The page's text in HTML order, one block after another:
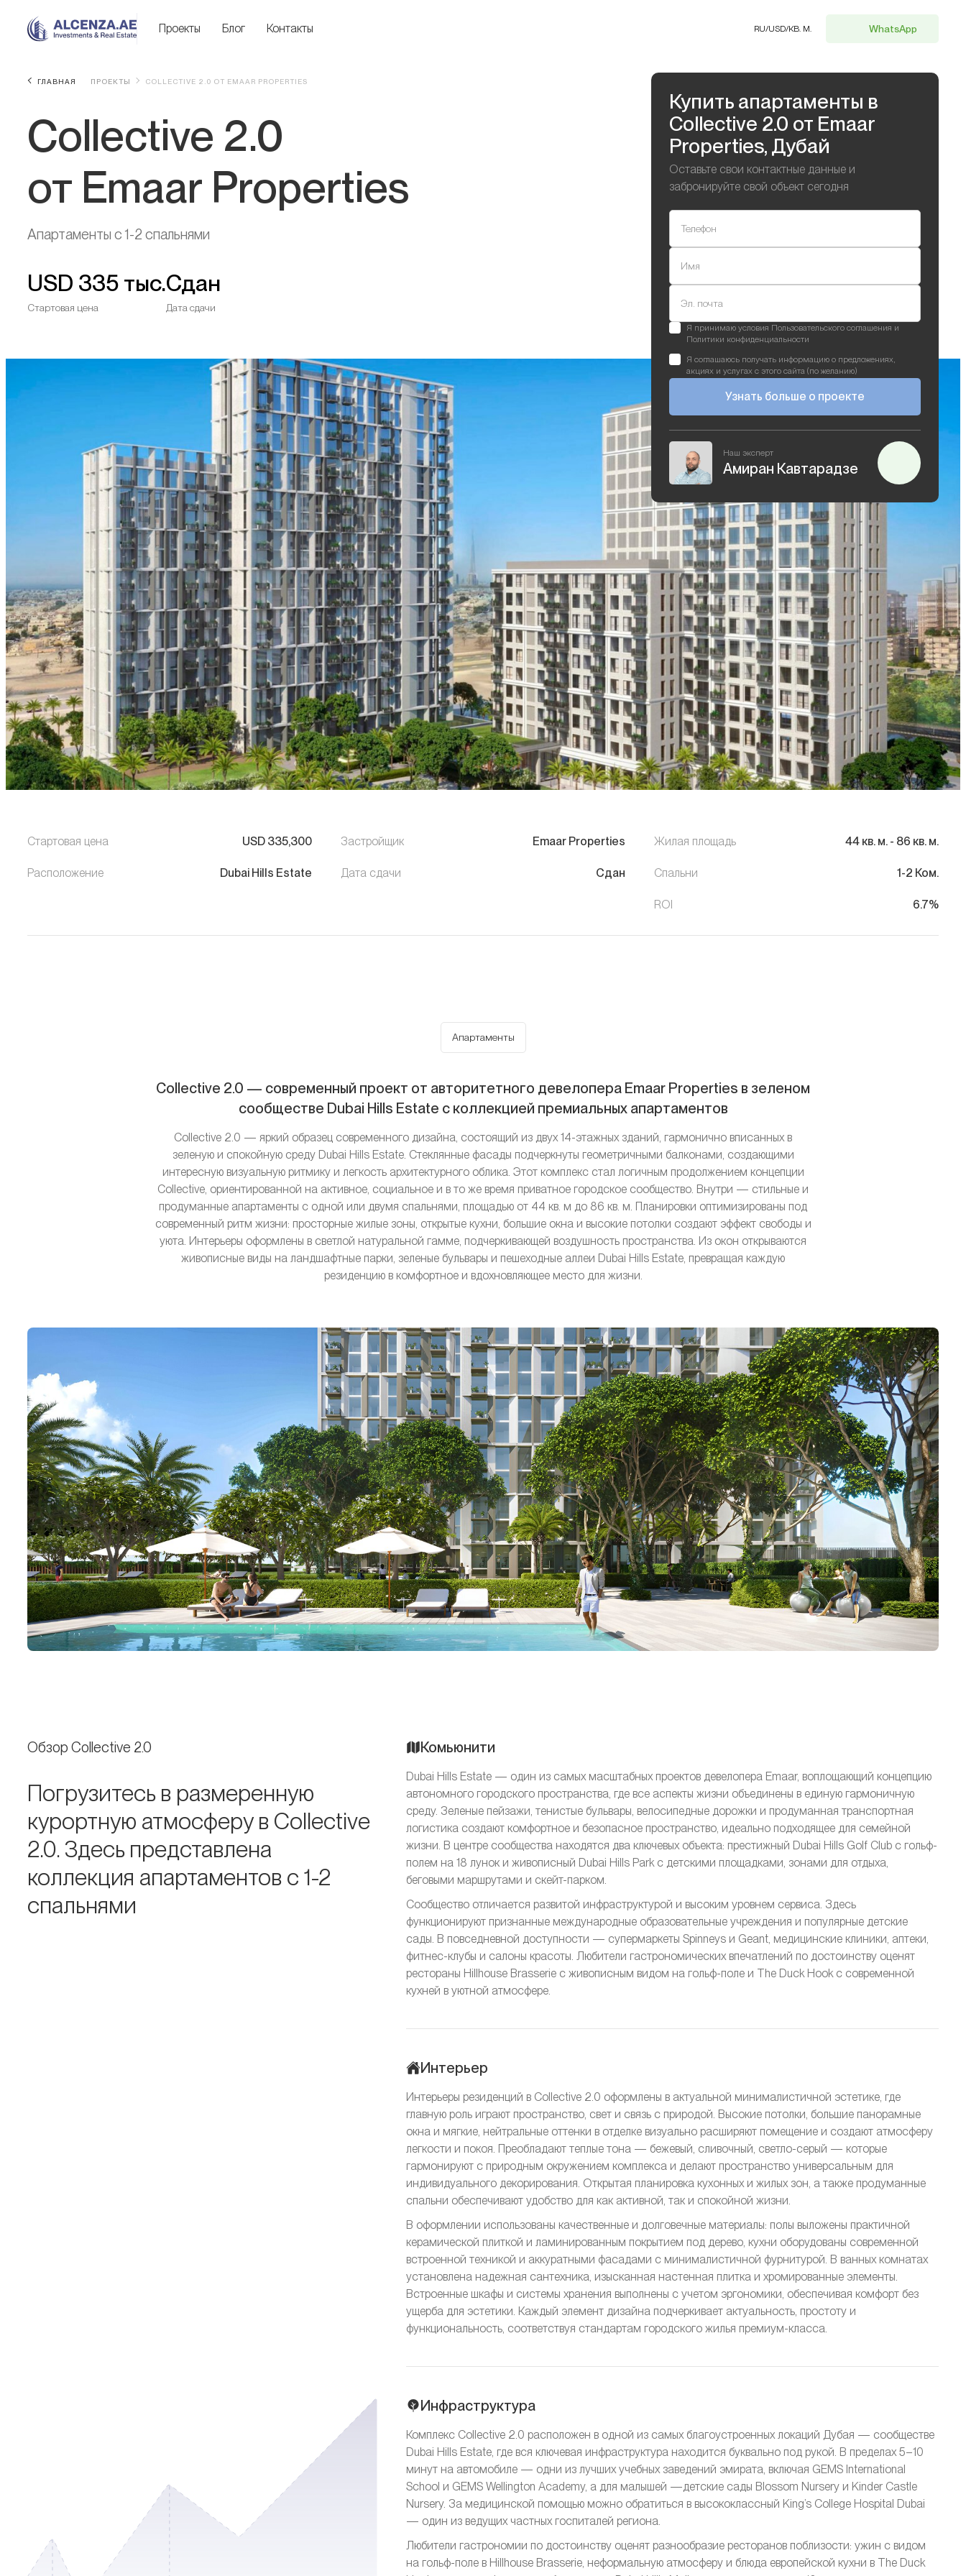
RU/USD/КВ. М. WhatsApp
Проекты Блог Контакты
ГЛАВНАЯ ПРОЕКТЫ COLLECTIVE 2.0 ОТ EMAAR PROPERTIES
Collective 2.0
от Emaar Properties
Апартаменты с 1-2 спальнями
USD 335 тыс.
Стартовая цена
Сдан
Дата сдачи
Купить апартаменты в
Collective 2.0 от Emaar
Properties, Дубай
Оставьте свои контактные данные и
забронируйте свой объект сегодня
Телефон
Имя
Эл. почта
Я принимаю условия Пользовательского соглашения и
Политики конфиденциальности
Я соглашаюсь получать информацию о предложениях,
акциях и услугах с этого сайта (по желанию)
Узнать больше о проекте
Наш эксперт
Амиран Кавтарадзе
Стартовая цена USD 335,300
Расположение Dubai Hills Estate
Застройщик Emaar Properties
Дата сдачи Сдан
Жилая площадь 44 кв. м. - 86 кв. м.
Спальни 1-2 Ком.
ROI 6.7%
Апартаменты
Collective 2.0 — современный проект от авторитетного девелопера Emaar Properties в зеленом
сообществе Dubai Hills Estate с коллекцией премиальных апартаментов
Collective 2.0 — яркий образец современного дизайна, состоящий из двух 14-этажных зданий, гармонично вписанных в
зеленую и спокойную среду Dubai Hills Estate. Стеклянные фасады подчеркнуты геометричными балконами, создающими
интересную визуальную ритмику и легкость архитектурного облика. Этот комплекс стал логичным продолжением концепции
Collective, ориентированной на активное, социальное и в то же время приватное городское сообщество. Внутри — стильные и
продуманные апартаменты с одной или двумя спальнями, площадью от 44 кв. м до 86 кв. м. Планировки оптимизированы под
современный ритм жизни: просторные жилые зоны, открытые кухни, большие окна и высокие потолки создают эффект свободы и
уюта. Интерьеры оформлены в светлой натуральной гамме, подчеркивающей воздушность пространства. Из окон открываются
живописные виды на ландшафтные парки, зеленые бульвары и пешеходные аллеи Dubai Hills Estate, превращая каждую
резиденцию в комфортное и вдохновляющее место для жизни.
Обзор Collective 2.0
Погрузитесь в размеренную
курортную атмосферу в Collective
2.0. Здесь представлена
коллекция апартаментов с 1-2
спальнями
Комьюнити
Dubai Hills Estate — один из самых масштабных проектов девелопера Emaar, воплощающий концепцию
автономного городского пространства, где все аспекты жизни объединены в единую гармоничную
среду. Зеленые пейзажи, тенистые бульвары, велосипедные дорожки и продуманная транспортная
логистика создают комфортное и безопасное пространство, идеально подходящее для семейной
жизни. В центре сообщества находятся два ключевых объекта: престижный Dubai Hills Golf Club с гольф-
полем на 18 лунок и живописный Dubai Hills Park с детскими площадками, зонами для отдыха,
беговыми маршрутами и скейт-парком.
Сообщество отличается развитой инфраструктурой и высоким уровнем сервиса. Здесь
функционируют признанные международные образовательные учреждения и популярные детские
сады. В повседневной доступности — супермаркеты Spinneys и Geant, медицинские клиники, аптеки,
фитнес-клубы и салоны красоты. Любители гастрономических впечатлений по достоинству оценят
рестораны Hillhouse Brasserie с живописным видом на гольф-поле и The Duck Hook с современной
кухней в уютной атмосфере.
Интерьер
Интерьеры резиденций в Collective 2.0 оформлены в актуальной минималистичной эстетике, где
главную роль играют пространство, свет и связь с природой. Высокие потолки, большие панорамные
окна и мягкие, нейтральные оттенки в отделке визуально расширяют помещение и создают атмосферу
легкости и покоя. Преобладают теплые тона — бежевый, сливочный, светло-серый — которые
гармонируют с природным окружением комплекса и делают пространство универсальным для
индивидуального декорирования. Открытая планировка кухонных и жилых зон, а также продуманные
спальни обеспечивают удобство для как активной, так и спокойной жизни.
В оформлении использованы качественные и долговечные материалы: полы выложены практичной
керамической плиткой и ламинированным покрытием под дерево, кухни оборудованы современной
встроенной техникой и аккуратными фасадами с минималистичной фурнитурой. В ванных комнатах
установлена надежная сантехника, изысканная настенная плитка и хромированные элементы.
Встроенные шкафы и системы хранения выполнены с учетом эргономики, обеспечивая комфорт без
ущерба для эстетики. Каждый элемент дизайна подчеркивает актуальность, простоту и
функциональность, соответствуя стандартам городского жилья премиум-класса.
Инфраструктура
Комплекс Collective 2.0 расположен в одной из самых благоустроенных локаций Дубая — сообществе
Dubai Hills Estate, где вся ключевая инфраструктура находится буквально под рукой. В пределах 5–10
минут на автомобиле — одни из лучших учебных заведений эмирата, включая GEMS International
School и GEMS Wellington Academy, а для малышей —детские сады Blossom Nursery и Kinder Castle
Nursery. За медицинской помощью можно обратиться в высококлассный King’s College Hospital Dubai
— один из ведущих частных госпиталей региона.
Любители гастрономии по достоинству оценят разнообразие ресторанов поблизости: ужин с видом
на гольф-поле в Hillhouse Brasserie, неформальную атмосферу и блюда европейской кухни в The Duck